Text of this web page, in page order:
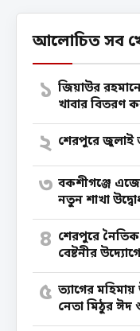
আলোচিত সব
১ জিয়াউর
খাবার বিতরণ
২ শেরপুরে জুলাই
৩ বকশীগঞ্জে এজে
নতুন শাখা
৪ শেরপুরে
বেষ্টনীর
৫ ‎ত্যাগের
নেতা মিঠুর ঈদ